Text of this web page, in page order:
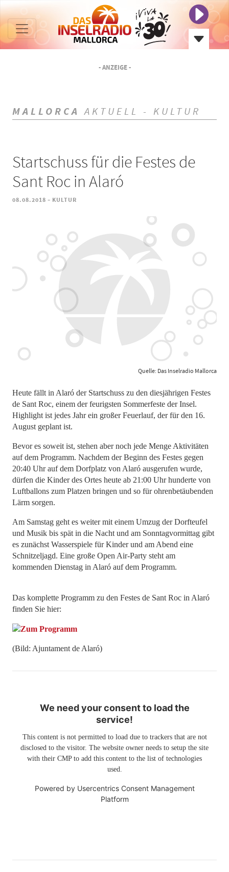
- ANZEIGE -
MALLORCA AKTUELL - KULTUR
Startschuss für die Festes de
Sant Roc in Alaró
08.08.2018 - KULTUR
Quelle: Das Inselradio Mallorca
Heute fällt in Alaró der Startschuss zu den diesjährigen Festes
de Sant Roc, einem der feurigsten Sommerfeste der Insel.
Highlight ist jedes Jahr ein großer Feuerlauf, der für den 16.
August geplant ist.
Bevor es soweit ist, stehen aber noch jede Menge Aktivitäten
auf dem Programm. Nachdem der Beginn des Festes gegen
20:40 Uhr auf dem Dorfplatz von Alaró ausgerufen wurde,
dürfen die Kinder des Ortes heute ab 21:00 Uhr hunderte von
Luftballons zum Platzen bringen und so für ohrenbetäubenden
Lärm sorgen.
Am Samstag geht es weiter mit einem Umzug der Dorfteufel
und Musik bis spät in die Nacht und am Sonntagvormittag gibt
es zunächst Wasserspiele für Kinder und am Abend eine
Schnitzeljagd. Eine große Open Air-Party steht am
kommenden Dienstag in Alaró auf dem Programm.
Das komplette Programm zu den Festes de Sant Roc in Alaró
finden Sie hier:
(Bild: Ajuntament de Alaró)
We need your consent to load the
service!
This content is not permitted to load due to trackers that are not
disclosed to the visitor. The website owner needs to setup the site
with their CMP to add this content to the list of technologies
used.
Powered by Usercentrics Consent Management
Platform